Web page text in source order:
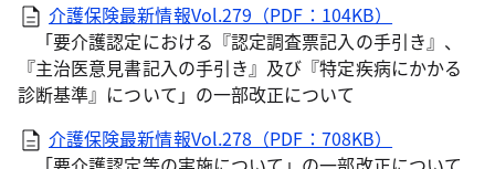
介護保険最新情報Vol.279（PDF：104KB）
「要介護認定における『認定調査票記入の手引き』、
『主治医意見書記入の手引き』及び『特定疾病にかかる
診断基準』について」の一部改正について
介護保険最新情報Vol.278（PDF：708KB）